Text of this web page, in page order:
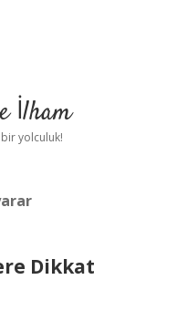
İlham
yolculuk!
Dikkat